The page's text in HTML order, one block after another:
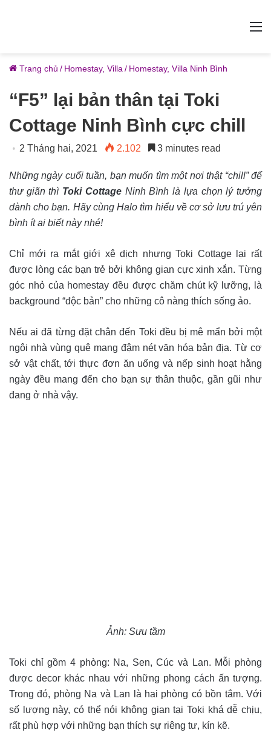
Trang chủ / Homestay, Villa / Homestay, Villa Ninh Bình
“F5” lại bản thân tại Toki
Cottage Ninh Bình cực chill
2 Tháng hai, 2021 2.102 3 minutes read
Những ngày cuối tuần, bạn muốn tìm một nơi thật “chill” để
thư giãn thì Toki CottageNinh Bình là lựa chọn lý tưởng
dành cho bạn. Hãy cùng Halo tìm hiểu về cơ sở lưu trú yên
bình ít ai biết này nhé!
Chỉ mới ra mắt giới xê dịch nhưng Toki Cottage lại rất
được lòng các bạn trẻ bởi không gian cực xinh xắn. Từng
góc nhỏ của homestay đều được chăm chút kỹ lưỡng, là
background “độc bản” cho những cô nàng thích sống ảo.
Nếu ai đã từng đặt chân đến Toki đều bị mê mẩn bởi một
ngôi nhà vùng quê mang đậm nét văn hóa bản địa. Từ cơ
sở vật chất, tới thực đơn ăn uống và nếp sinh hoạt hằng
ngày đều mang đến cho bạn sự thân thuộc, gần gũi như
đang ở nhà vậy.
Ảnh: Sưu tầm
Toki chỉ gồm 4 phòng: Na, Sen, Cúc và Lan. Mỗi phòng
được decor khác nhau với những phong cách ấn tượng.
Trong đó, phòng Na và Lan là hai phòng có bồn tắm. Với
số lượng này, có thể nói không gian tại Toki khá dễ chịu,
rất phù hợp với những bạn thích sự riêng tư, kín kẽ.